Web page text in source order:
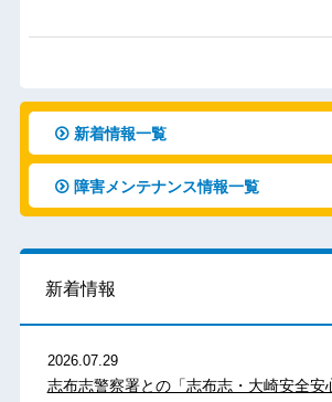
新着情報一覧
障害メンテナンス情報一覧
新着情報
2026.07.29
志布志警察署との「志布志・大崎安全安